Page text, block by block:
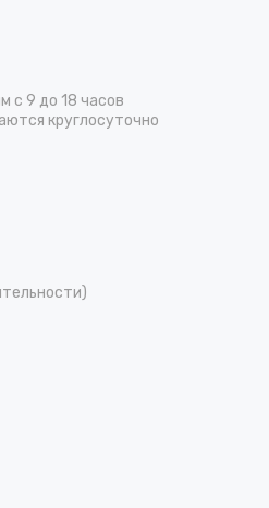
можно купить сигнальную
с оптовыми и
на выбор сигнальные
и прочие составляющие
Доставка покупок,
осуществляется по
пунктам России.
с 9 до 18 часов
круглосуточно